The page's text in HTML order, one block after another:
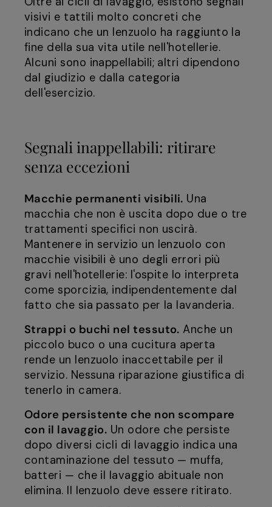
visivi e tattili molto concreti che
indicano che un lenzuolo ha raggiunto la
fine della sua vita utile nell'hotellerie.
Alcuni sono inappellabili; altri dipendono
dal giudizio e dalla categoria
dell'esercizio.
Segnali inappellabili: ritirare
senza eccezioni
Macchie permanenti visibili. Una
macchia che non è uscita dopo due o tre
trattamenti specifici non uscirà.
Mantenere in servizio un lenzuolo con
macchie visibili è uno degli errori più
gravi nell'hotellerie: l'ospite lo interpreta
come sporcizia, indipendentemente dal
fatto che sia passato per la lavanderia.
Strappi o buchi nel tessuto. Anche un
piccolo buco o una cucitura aperta
rende un lenzuolo inaccettabile per il
servizio. Nessuna riparazione giustifica di
tenerlo in camera.
Odore persistente che non scompare
con il lavaggio. Un odore che persiste
dopo diversi cicli di lavaggio indica una
contaminazione del tessuto — muffa,
batteri — che il lavaggio abituale non
elimina. Il lenzuolo deve essere ritirato.